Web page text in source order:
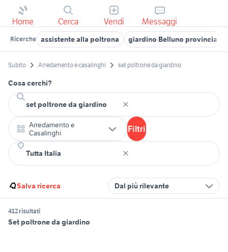
Home Cerca Vendi Messaggi
Ricerche assistente alla poltrona giardino Belluno provincia
Subito Arredamento e casalinghi set poltrone da giardino
Cosa cerchi?
Arredamento e
Casalinghi
Filtri
Salva ricerca Dal più rilevante
412 risultati
Set poltrone da giardino